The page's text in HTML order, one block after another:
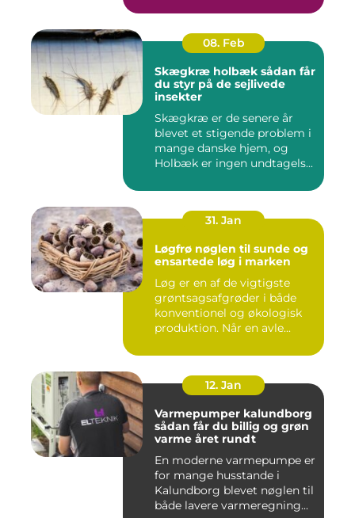
08. Feb
Skægkræ holbæk sådan får
du styr på de sejlivede
insekter
Skægkræ er de senere år
blevet et stigende problem i
mange danske hjem, og
Holbæk er ingen undtagels...
31. Jan
Løgfrø nøglen til sunde og
ensartede løg i marken
Løg er en af de vigtigste
grøntsagsafgrøder i både
konventionel og økologisk
produktion. Når en avle...
12. Jan
Varmepumper kalundborg
sådan får du billig og grøn
varme året rundt
En moderne varmepumpe er
for mange husstande i
Kalundborg blevet nøglen til
både lavere varmeregning...